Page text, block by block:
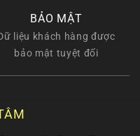
BẢO MẬT
liệu khách hàng được
bảo mật tuyệt đối